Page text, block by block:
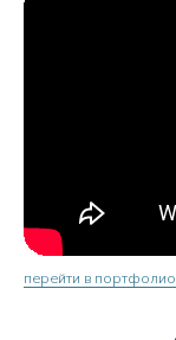
перейти в портфолио